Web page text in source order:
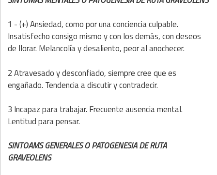
1 - (+) Ansiedad, como por una conciencia culpable.
Insatisfecho consigo mismo y con los demás, con deseos
de llorar. Melancolía y desaliento, peor al anochecer.
2 Atravesado y desconfiado, siempre cree que es
engañado. Tendencia a discutir y contradecir.
3 Incapaz para trabajar. Frecuente ausencia mental.
Lentitud para pensar.
SINTOAMS GENERALES O PATOGENESIA DE RUTA
GRAVEOLENS